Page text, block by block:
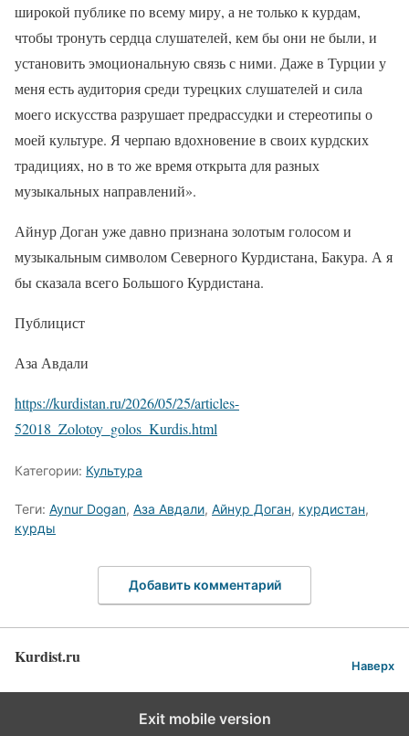
широкой публике по всему миру, а не только к курдам,
чтобы тронуть сердца слушателей, кем бы они не были, и
установить эмоциональную связь с ними. Даже в Турции у
меня есть аудитория среди турецких слушателей и сила
моего искусства разрушает предрассудки и стереотипы о
моей культуре. Я черпаю вдохновение в своих курдских
традициях, но в то же время открыта для разных
музыкальных направлений».
Айнур Доган уже давно признана золотым голосом и
музыкальным символом Северного Курдистана, Бакура. А я
бы сказала всего Большого Курдистана.
Публицист
Аза Авдали
https://kurdistan.ru/2026/05/25/articles-
52018_Zolotoy_golos_Kurdis.html
Категории: Культура
Теги: Aynur Dogan, Аза Авдали, Айнур Доган, курдистан,
курды
Добавить комментарий
Kurdist.ru Наверх
Exit mobile version